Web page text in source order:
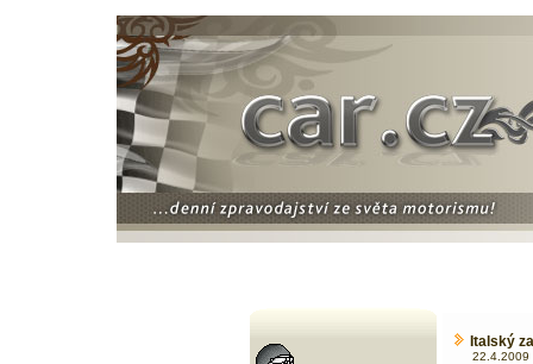
Italský
22.4.2009